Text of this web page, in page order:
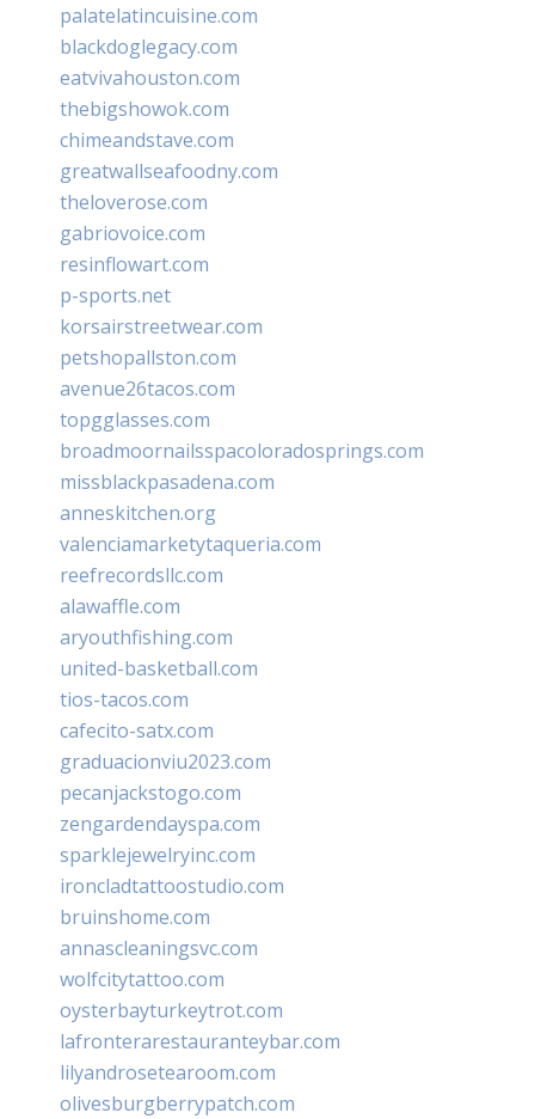
palatelatincuisine.com
blackdoglegacy.com
eatvivahouston.com
thebigshowok.com
chimeandstave.com
greatwallseafoodny.com
theloverose.com
gabriovoice.com
resinflowart.com
p-sports.net
korsairstreetwear.com
petshopallston.com
avenue26tacos.com
topgglasses.com
broadmoornailsspacoloradosprings.com
missblackpasadena.com
anneskitchen.org
valenciamarketytaqueria.com
reefrecordsllc.com
alawaffle.com
aryouthfishing.com
united-basketball.com
tios-tacos.com
cafecito-satx.com
graduacionviu2023.com
pecanjackstogo.com
zengardendayspa.com
sparklejewelryinc.com
ironcladtattoostudio.com
bruinshome.com
annascleaningsvc.com
wolfcitytattoo.com
oysterbayturkeytrot.com
lafronterarestauranteybar.com
lilyandrosetearoom.com
olivesburgberrypatch.com